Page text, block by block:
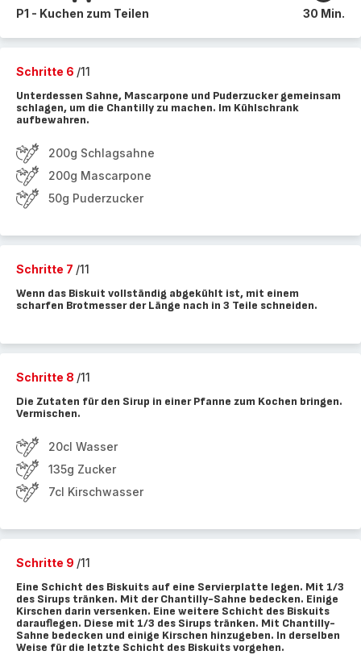
P1 - Kuchen zum Teilen 30 Min.
Schritte 6 /11
Unterdessen Sahne, Mascarpone und Puderzucker gemeinsam
schlagen, um die Chantilly zu machen. Im Kühlschrank
aufbewahren.
200g Schlagsahne
200g Mascarpone
50g Puderzucker
Schritte 7 /11
Wenn das Biskuit vollständig abgekühlt ist, mit einem
scharfen Brotmesser der Länge nach in 3 Teile schneiden.
Schritte 8 /11
Die Zutaten für den Sirup in einer Pfanne zum Kochen bringen.
Vermischen.
20cl Wasser
135g Zucker
7cl Kirschwasser
Schritte 9 /11
Eine Schicht des Biskuits auf eine Servierplatte legen. Mit 1/3
des Sirups tränken. Mit der Chantilly-Sahne bedecken. Einige
Kirschen darin versenken. Eine weitere Schicht des Biskuits
darauflegen. Diese mit 1/3 des Sirups tränken. Mit Chantilly-
Sahne bedecken und einige Kirschen hinzugeben. In derselben
Weise für die letzte Schicht des Biskuits vorgehen.